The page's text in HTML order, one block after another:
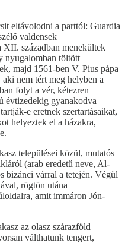
eltávolodni a parttól: Guardia
valdensek
XII. században menekültek
nyugalomban töltött
majd 1561-ben V. Pius pápa
nem tért meg helyben a
folyt a vér, kétezren
évtizedekig gyanakodva
e eretnek szertartásaikat,
helyeztek el a házakra,
települései közül, mutatós
(arab eredetű neve, Al-
bizánci várral a tetején. Végül
rögtön utána
amit immáron Jón-
az olasz szárazföld
válthatunk tengert,